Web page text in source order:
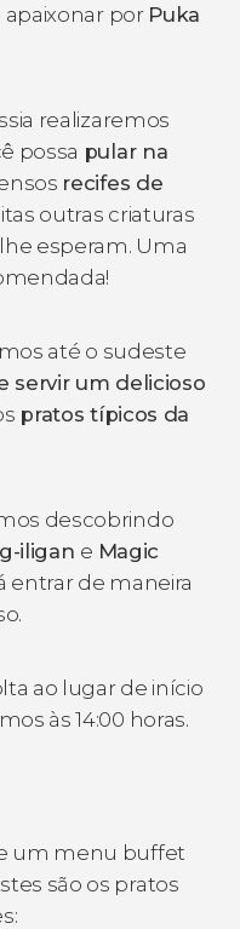
apaixonar por Puka
realizaremos
possa pular na
recifes de
outras criaturas
esperam. Uma
até o sudeste
servir um delicioso
pratos típicos da
descobrindo
iligan e Magic
entrar de maneira
ao lugar de início
às 14:00 horas.
um menu buffet
são os pratos